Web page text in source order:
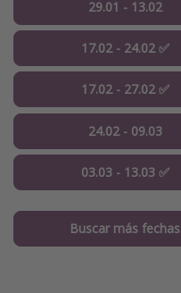
29.01 - 13.02
17.02 - 24.02 ✅
17.02 - 27.02 ✅
24.02 - 09.03
03.03 - 13.03 ✅
Buscar más fechas